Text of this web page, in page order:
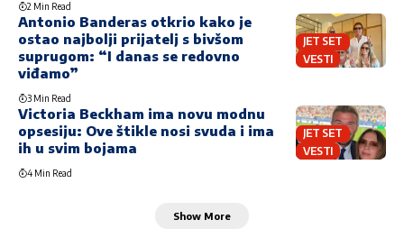
2 Min Read
JET SET
VESTI
Antonio Banderas otkrio kako je
ostao najbolji prijatelj s bivšom
suprugom: “I danas se redovno
viđamo”
3 Min Read
JET SET
VESTI
Victoria Beckham ima novu modnu
opsesiju: Ove štikle nosi svuda i ima
ih u svim bojama
4 Min Read
Show More